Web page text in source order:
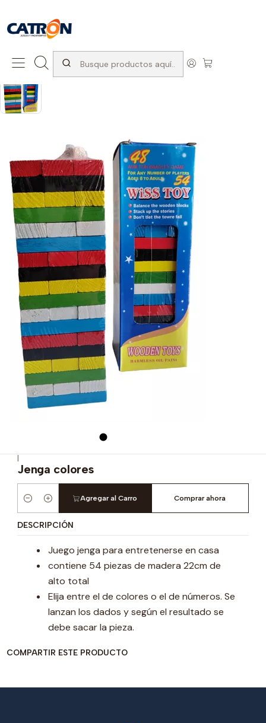
Inicio Productos
|
Jenga colores
Cantidad
Agregar al Carro Comprar ahora
DESCRIPCIÓN
Juego jenga para entretenerse en casa
contiene 54 piezas de madera 22cm de
alto total
Elija entre el de colores o el de números. Se
lanzan los dados y según el resultado se
debe sacar la pieza.
COMPARTIR ESTE PRODUCTO